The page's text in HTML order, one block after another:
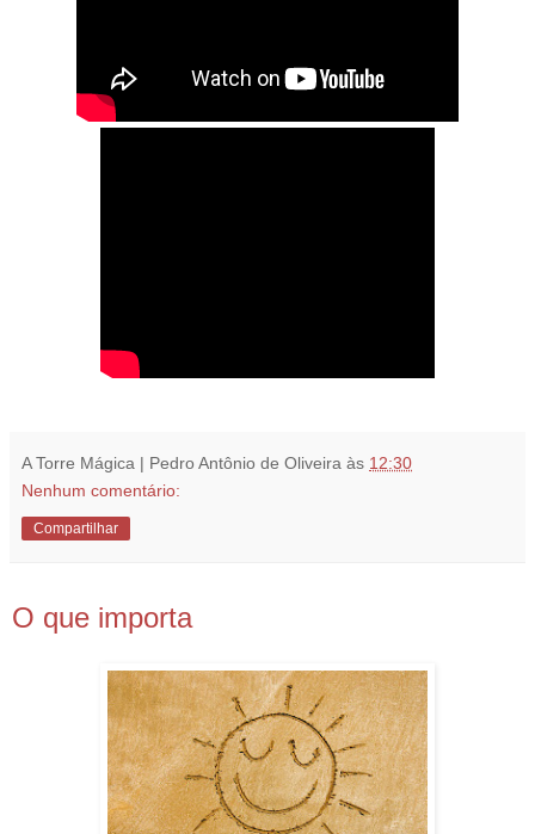
A Torre Mágica | Pedro Antônio de Oliveira às 12:30
Nenhum comentário:
Compartilhar
O que importa